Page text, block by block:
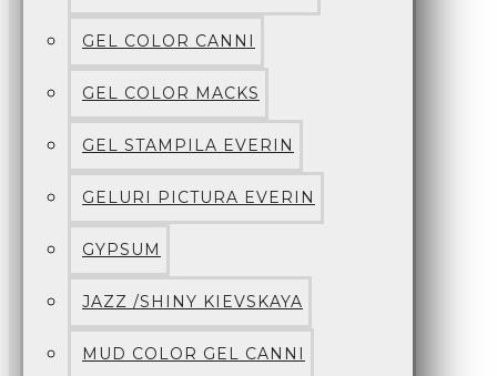
GEL COLOR CANNI
GEL COLOR MACKS
GEL STAMPILA EVERIN
GELURI PICTURA EVERIN
GYPSUM
JAZZ /SHINY KIEVSKAYA
MUD COLOR GEL CANNI